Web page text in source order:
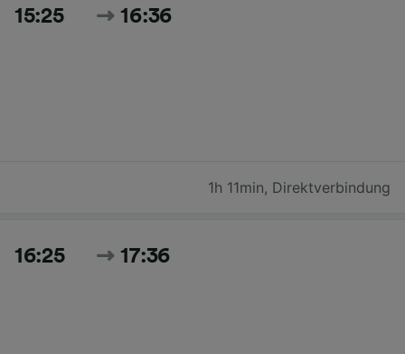
15:25 16:36
1h 11min, Direktverbindung
16:25 17:36